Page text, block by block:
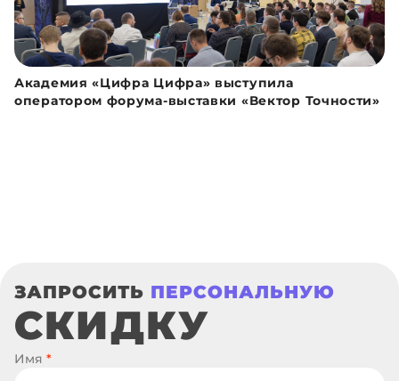
Академия «Цифра Цифра» выступила
оператором форума-выставки «Вектор Точности»
ЗАПРОСИТЬ ПЕРСОНАЛЬНУЮ
СКИДКУ
Имя *